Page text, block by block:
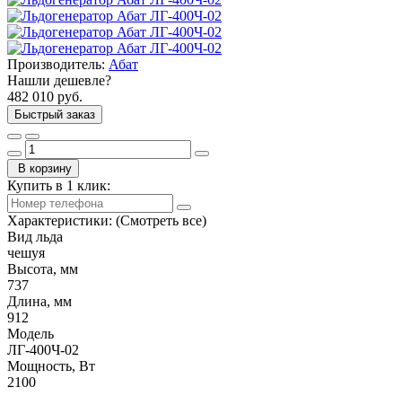
Производитель: Абат
Нашли дешевле?
482 010 руб.
Быстрый заказ
В корзину
Купить в 1 клик:
Характеристики: (Смотреть все)
Вид льда
чешуя
Высота, мм
737
Длина, мм
912
Модель
ЛГ-400Ч-02
Мощность, Вт
2100